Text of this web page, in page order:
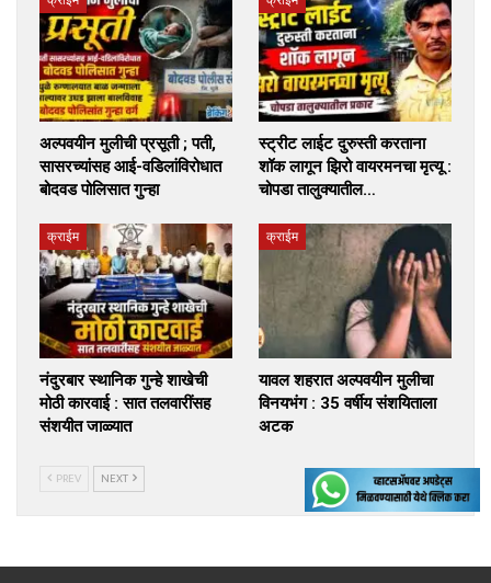
अल्पवयीन मुलीची प्रसूती ; पती,
सासरच्यांसह आई-वडिलांविरोधात
बोदवड पोलिसात गुन्हा
स्ट्रीट लाईट दुरुस्ती करताना
शॉक लागून झिरो वायरमनचा मृत्यू :
चोपडा तालुक्यातील…
क्राईम
नंदुरबार स्थानिक गुन्हे शाखेची
मोठी कारवाई : सात तलवारींसह
संशयीत जाळ्यात
क्राईम
यावल शहरात अल्पवयीन मुलीचा
विनयभंग : 35 वर्षीय संशयिताला
अटक
PREV NEXT